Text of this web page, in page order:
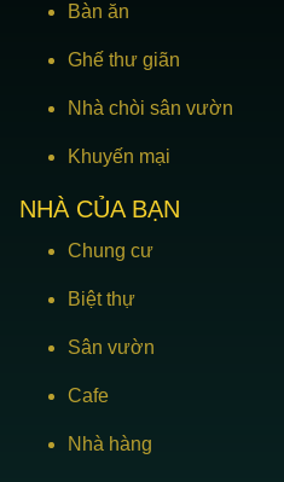
Bàn ăn
Ghế thư giãn
Nhà chòi sân vườn
Khuyến mại
NHÀ CỦA BẠN
Chung cư
Biệt thự
Sân vườn
Cafe
Nhà hàng